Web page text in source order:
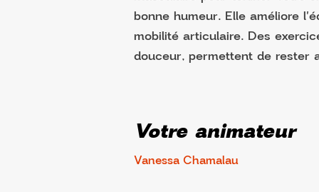
bonne humeur. Elle améliore
mobilité articulaire. Des
douceur, permettent de rester
Votre animateur
Vanessa Chamalau